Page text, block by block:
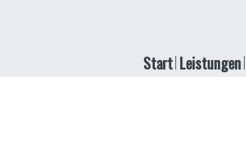
Start Leistungen